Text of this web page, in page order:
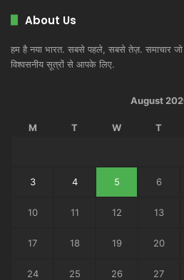
About Us
हम है नया भारत. सबसे पहले, सबसे तेज़. समाचार
विश्वसनीय सूत्रों से आपके लिए.
August
M T W T
3 4 5 6
10 11 12 13
17 18 19 20
24 25 26 27